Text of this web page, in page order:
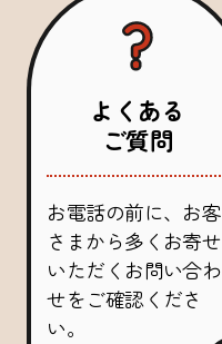
よくある
ご質問
お電話の前に、お客
さまから多くお寄せ
いただくお問い合わ
せをご確認くださ
い。